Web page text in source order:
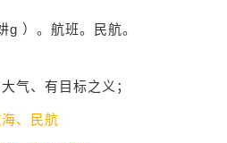
）。航班。民航。
气、有目标之义；
、民航